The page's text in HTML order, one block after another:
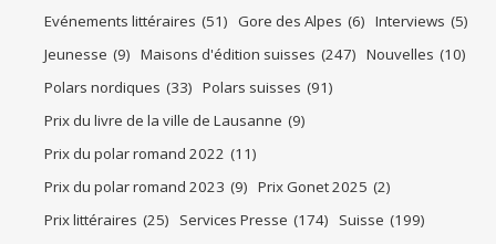
Evénements littéraires (51) Gore des Alpes (6) Interviews (5)
Jeunesse (9) Maisons d'édition suisses (247) Nouvelles (10)
Polars nordiques (33) Polars suisses (91)
Prix du livre de la ville de Lausanne (9)
Prix du polar romand 2022 (11)
Prix du polar romand 2023 (9) Prix Gonet 2025 (2)
Prix littéraires (25) Services Presse (174) Suisse (199)